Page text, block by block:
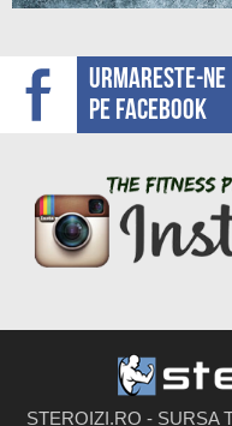
Urmareste-ne
pe facebook
STEROIZI.RO - SURSA